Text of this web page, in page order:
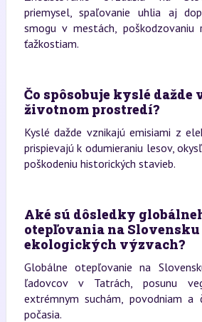
priemysel, spaľovanie uhlia aj
smogu v mestách,
ťažkostiam.
Čo spôsobuje kyslé dažde
životnom prostredí?
Kyslé dažde vznikajú emisiami z
prispievajú k odumieraniu lesov,
poškodeniu historických stavieb.
Aké sú dôsledky
otepľovania na Slovensku
ekologických výzvach?
Globálne otepľovanie na
ľadovcov v Tatrách, posunu
extrémnym suchám, povodniam a
počasia.